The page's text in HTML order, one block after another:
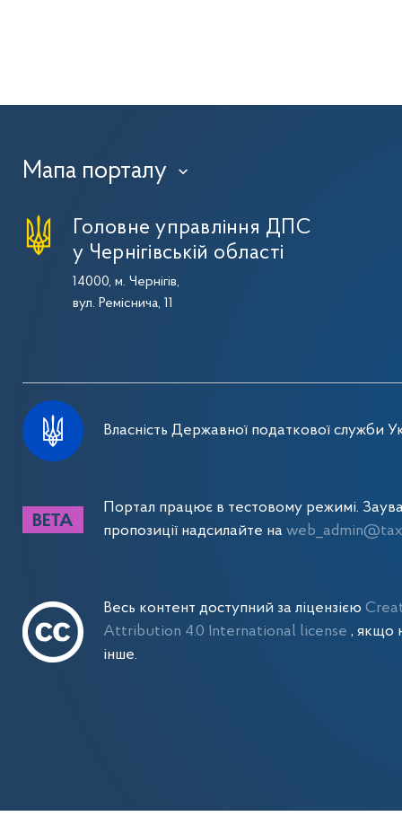
Мапа порталу ›
Головне управління ДПС
у Чернігівській області
14000, м. Чернігів,
вул. Реміснича, 11
Власність Державної податкової служби
Портал працює в тестовому режимі.
пропозиції надсилайте на
Весь контент доступний за ліцензією
Attribution 4.0 International license , якщо
інше.